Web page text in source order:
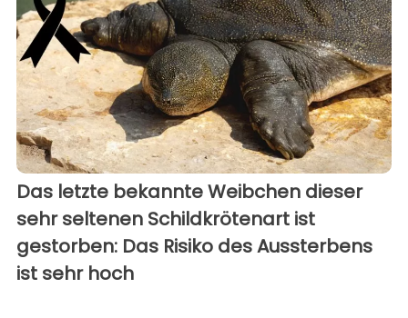
Das letzte bekannte Weibchen dieser
sehr seltenen Schildkrötenart ist
gestorben: Das Risiko des Aussterbens
ist sehr hoch